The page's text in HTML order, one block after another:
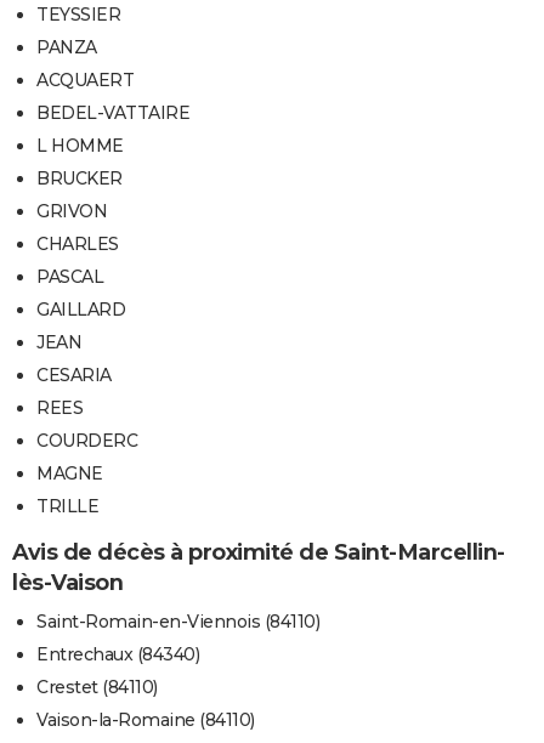
TEYSSIER
PANZA
ACQUAERT
BEDEL-VATTAIRE
L HOMME
BRUCKER
GRIVON
CHARLES
PASCAL
GAILLARD
JEAN
CESARIA
REES
COURDERC
MAGNE
TRILLE
Avis de décès à proximité de Saint-Marcellin-
lès-Vaison
Saint-Romain-en-Viennois (84110)
Entrechaux (84340)
Crestet (84110)
Vaison-la-Romaine (84110)